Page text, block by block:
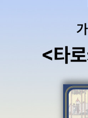
버닝햄존 버닝햄은 워낙
<셜리야, 목욕은 이제
상상이 교차되는 이야기
는 마지막 장면이 좋다.
필요없는 유명한 작가.
이 아트북 시리즈는 정말
리츠베트 츠베르거, 리쓰
국사이트에서 먼저 알게